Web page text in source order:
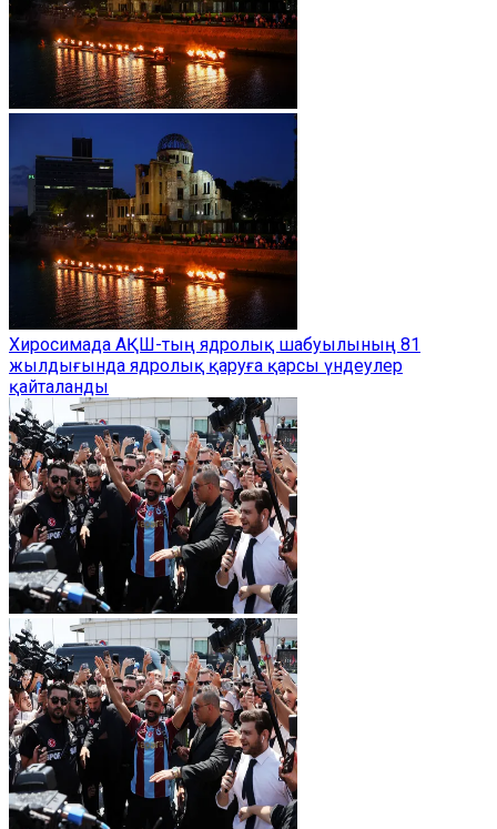
Хиросимада АҚШ-тың ядролық шабуылының 81
жылдығында ядролық қаруға қарсы үндеулер
қайталанды